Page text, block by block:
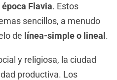
época Flavia. Estos
sencillos, a menudo
de línea-simple o lineal .
y religiosa, la ciudad
productiva. Los